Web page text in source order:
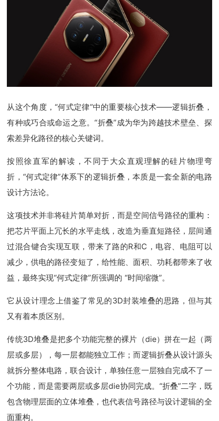
从这个角度，“何式定律”中的重要核心技术——逻辑折叠，
有种或巧合或命运之意。“折叠”成为华为跨越技术壁垒、探
索差异化路径的核心关键词。
按照徐直军的解读，不同于大众直观理解的硅片物理弯
折，“何式定律”体系下的逻辑折叠，本质是一套全新的电路
设计方法论。
这项技术并非将硅片简单对折，而是空间信号路径的重构：
把芯片平面上冗长的水平走线，改造为垂直短路径，层间通
过混合键合实现互联，带来了路的R和C，电容、电阻可以
减少，供电的路径变短了，给性能、面积、功耗都带来了收
益，最终实现“何式定律”所强调的 “时间缩微”。
它从设计理念上借鉴了常见的3D封装堆叠的思路，但与其
又有着本质区别。
传统3D堆叠是把多个功能完整的裸片（die）拼在一起（两
层或多层），每一层都能独立工作；而逻辑折叠从设计源头
就拆分整体电路，联合设计，单独任意一层独自完成不了一
个功能，而是需要两层或多层die协同完成。“折叠”二字，既
包含物理层面的立体堆叠，也代表信号路径与设计逻辑的全
面重构。